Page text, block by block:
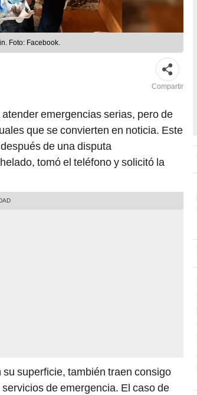
Foto: Facebook.
Compartir
emergencias serias, pero de
que se convierten en noticia. Este
de una disputa
tomó el teléfono y solicitó la
superficie, también traen consigo
de emergencia. El caso de